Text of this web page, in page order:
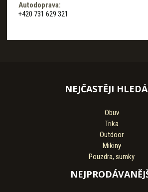
Autodoprava:
+420 731 629 321
NEJČASTĚJI
Obuv
Trika
Outdoor
Mikiny
Pouzdra, sumky